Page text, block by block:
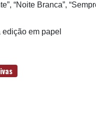
“Noite Branca”,
em papel